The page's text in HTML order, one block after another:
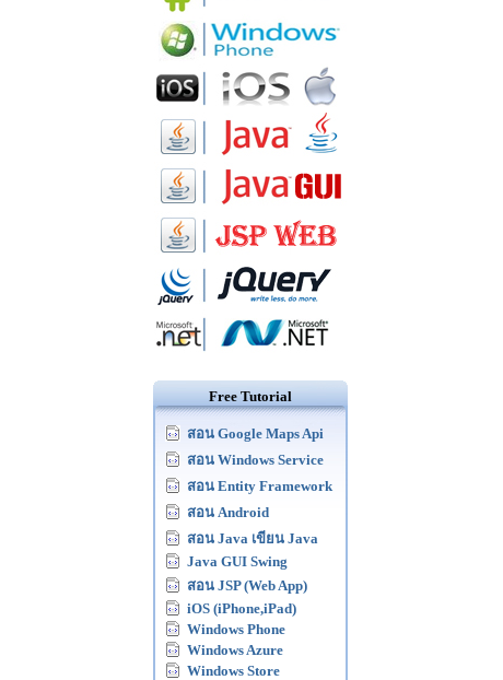
Free Tutorial
สอน Google Maps Api
สอน Windows Service
สอน Entity Framework
สอน Android
สอน Java เขียน Java
Java GUI Swing
สอน JSP (Web App)
iOS (iPhone,iPad)
Windows Phone
Windows Azure
Windows Store